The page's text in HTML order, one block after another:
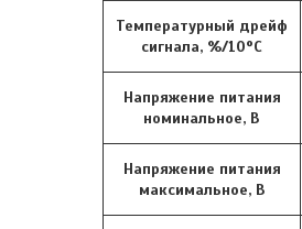
Температурный дрейф
сигнала, %/10°C
Напряжение питания
номинальное, В
Напряжение питания
максимальное, В